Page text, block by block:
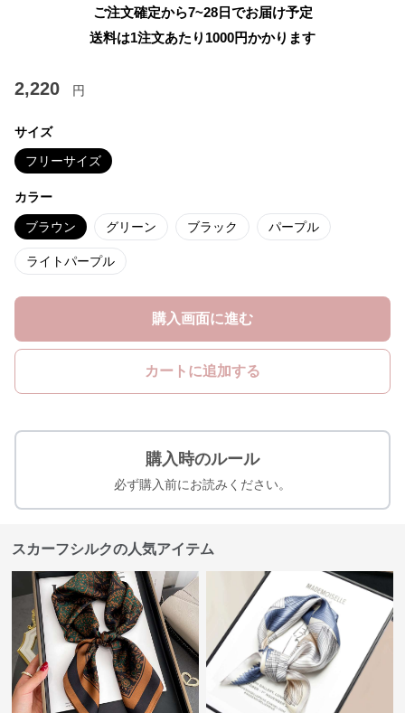
ご注文確定から7~28日でお届け予定
送料は1注文あたり 1000円かかります
2,220 円
サイズ
フリーサイズ
カラー
ブラウン グリーン ブラック パープル
ライトパープル
購入画面に進む
カートに追加する
購入時のルール
必ず購入前にお読みください。
スカーフシルクの人気アイテム